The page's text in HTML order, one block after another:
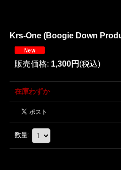
Krs-One (Boogie Down
販売価格: 1,300円 (税込)
在庫わずか
数量: